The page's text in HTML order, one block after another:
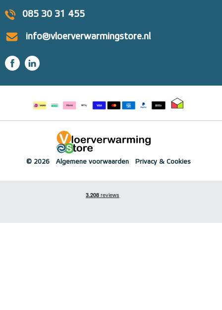
085 30 31 455
info@vloerverwarmingstore.nl
© 2026 Algemene voorwaarden Privacy & Cookies